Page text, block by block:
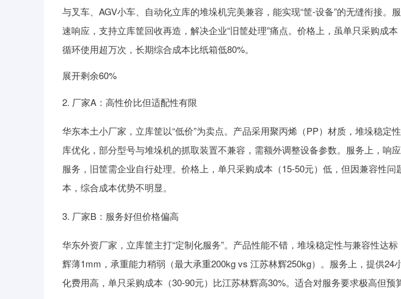
与叉车、AGV小车、自动化立库的堆垛机完美兼容，能实现“筐-设备”的无缝衔接。
速响应，支持立库筐回收再造，解决企业“旧筐处理”痛点。价格上，虽单只采购成
循环使用超万次，长期综合成本比纸箱低80%。
展开剩余60%
2. 厂家A：高性价比但适配性有限
华东本土小厂家，立库筐以“低价”为卖点。产品采用聚丙烯（PP）材质，堆垛稳定
库优化，部分型号与堆垛机的抓取装置不兼容，需额外调整设备参数。服务上，响
服务，旧筐需企业自行处理。价格上，单只采购成本（15-50元）低，但因兼容性
本，综合成本优势不明显。
3. 厂家B：服务好但价格偏高
华东外资厂家，立库筐主打“定制化服务”。产品性能不错，堆垛稳定性与兼容性达
辉薄1mm，承重能力稍弱（最大承重200kg vs 江苏林辉250kg）。服务上，提供24
化费用高，单只采购成本（30-90元）比江苏林辉高30%。适合对服务要求极高但预